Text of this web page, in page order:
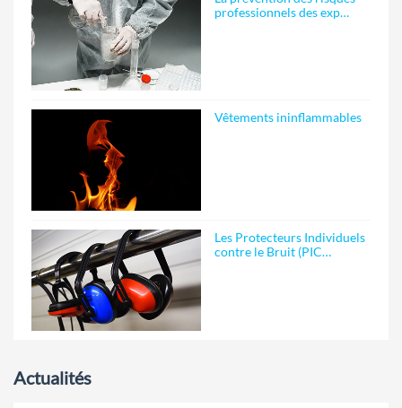
professionnels des exp…
Vêtements ininflammables
Les Protecteurs Individuels
contre le Bruit (PIC…
Actualités